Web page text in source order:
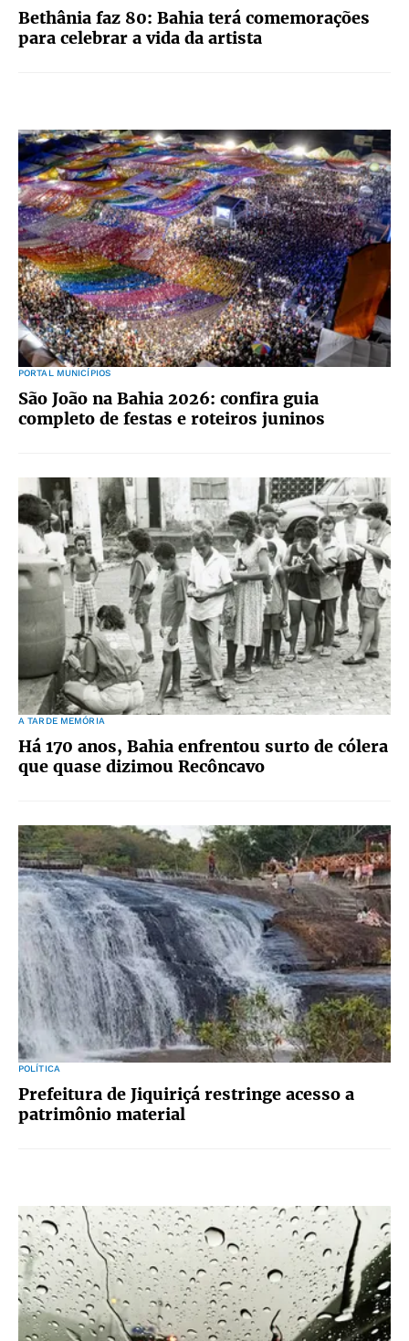
Bethânia faz 80: Bahia terá comemorações
para celebrar a vida da artista
PORTAL MUNICÍPIOS
São João na Bahia 2026: confira guia
completo de festas e roteiros juninos
A TARDE MEMÓRIA
Há 170 anos, Bahia enfrentou surto de cólera
que quase dizimou Recôncavo
POLÍTICA
Prefeitura de Jiquiriçá restringe acesso a
patrimônio material